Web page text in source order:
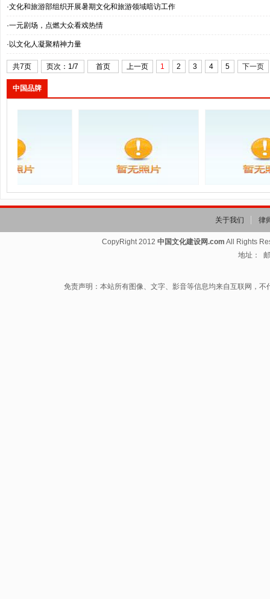
·文化和旅游部组织开展暑期文化和旅游领域暗访工作
·一元剧场，点燃大众看戏热情
·以文化人凝聚精神力量
共7页 页次：1/7 首页 上一页 1 2 3 4 5 下一页
中国品牌
通... 推动经济持续向新... 庆祝中国共产党
关于我们 律
CopyRight 2012中国文化建设网.com All Rights
地址：
免责声明：本站所有图像、文字、影音等信息均来自互联网，